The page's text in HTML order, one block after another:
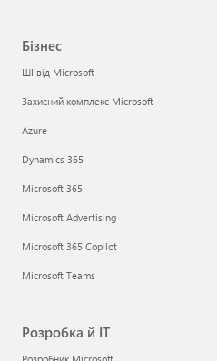
Бізнес
ШІ від Microsoft
Захисний комплекс Microsoft
Azure
Dynamics 365
Microsoft 365
Microsoft Advertising
Microsoft 365 Copilot
Microsoft Teams
Розробка й ІТ